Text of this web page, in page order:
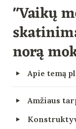
"Vaikų
norą
‣ Apie temą
‣ Amžiaus
‣